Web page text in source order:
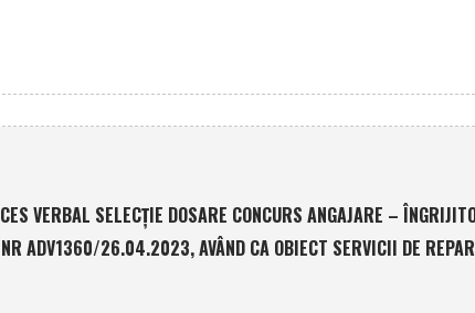
VERBAL SELECŢIE DOSARE CONCURS ANGAJARE –
NR ADV1360/26.04.2023, AVÂND CA OBIECT SERVICII DE